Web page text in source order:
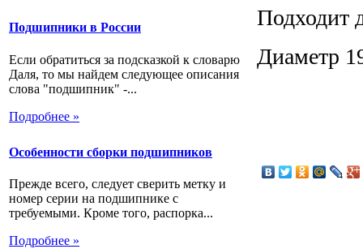
Подшипники в России
Если обратиться за подсказкой к словарю
Даля, то мы найдем следующее описания
слова "подшипник" -...
Подробнее »
Особенности сборки подшипников
Прежде всего, следует сверить метку и
номер серии на подшипнике с
требуемыми. Кроме того, распорка...
Подробнее »
Подходит
Диаметр